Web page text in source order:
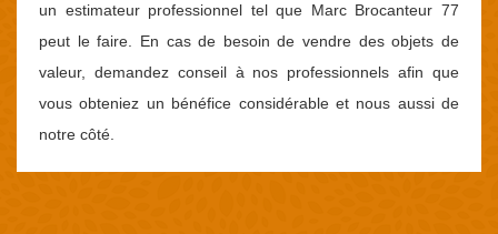
un estimateur professionnel tel que Marc Brocanteur 77
peut le faire. En cas de besoin de vendre des objets de
valeur, demandez conseil à nos professionnels afin que
vous obteniez un bénéfice considérable et nous aussi de
notre côté.